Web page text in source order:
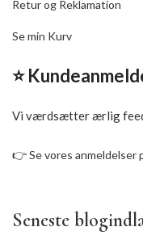
Retur og Reklamation
Se min Kurv
⭐
Vi værdsætter ærlig
👉Se vores anmeldelser
Seneste